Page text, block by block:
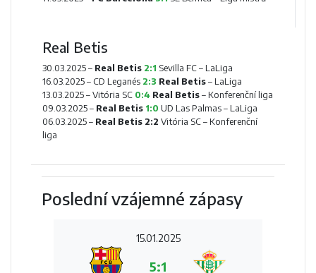
Real Betis
30.03.2025 – Real Betis 2:1 Sevilla FC– LaLiga
16.03.2025 – CD Leganés 2:3 Real Betis– LaLiga
13.03.2025 –Vitória SC 0:4 Real Betis– Konferenční liga
09.03.2025 – Real Betis 1:0 UD Las Palmas– LaLiga
06.03.2025 – Real Betis 2:2 Vitória SC– Konferenční
liga
Poslední vzájemné zápasy
15.01.2025
5:1